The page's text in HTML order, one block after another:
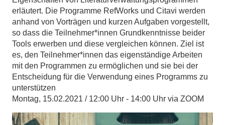
erläutert. Die Programme RefWorks und Citavi werden
anhand von Vorträgen und kurzen Aufgaben vorgestellt,
so dass die Teilnehmer*innen Grundkenntnisse beider
Tools erwerben und diese vergleichen können. Ziel ist
es, den Teilnehmer*innen das eigenständige Arbeiten
mit den Programmen zu ermöglichen und sie bei der
Entscheidung für die Verwendung eines Programms zu
unterstützen
Montag, 15.02.2021 / 12:00 Uhr - 14:00 Uhr via ZOOM